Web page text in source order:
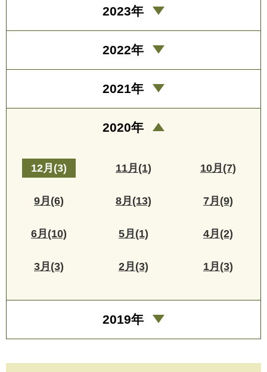
2023年
2022年
2021年
2020年
12月(3) 11月(1) 10月(7)
9月(6) 8月(13) 7月(9)
6月(10) 5月(1) 4月(2)
3月(3) 2月(3) 1月(3)
2019年